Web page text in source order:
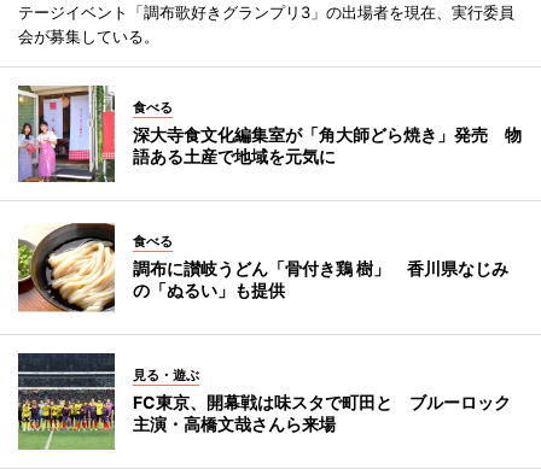
テージイベント「調布歌好きグランプリ3」の出場者を現在、実行委員
会が募集している。
食べる
深大寺食文化編集室が「角大師どら焼き」発売 物
語ある土産で地域を元気に
食べる
調布に讃岐うどん「骨付き鶏 樹」 香川県なじみ
の「ぬるい」も提供
見る・遊ぶ
FC東京、開幕戦は味スタで町田と ブルーロック
主演・高橋文哉さんら来場